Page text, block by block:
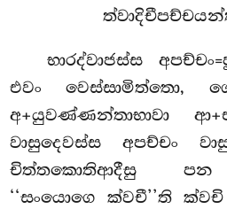
භාරද්වාජස්ස
එවං වෙස්සාමිත්තො,
අ+යුවණ්ණන්තාභාවා
වාසුදෙවස්ස අපච්චං
චිත්තකොතිආදීසු පන
‘‘සංයොගෙ ක්වචී’’ති